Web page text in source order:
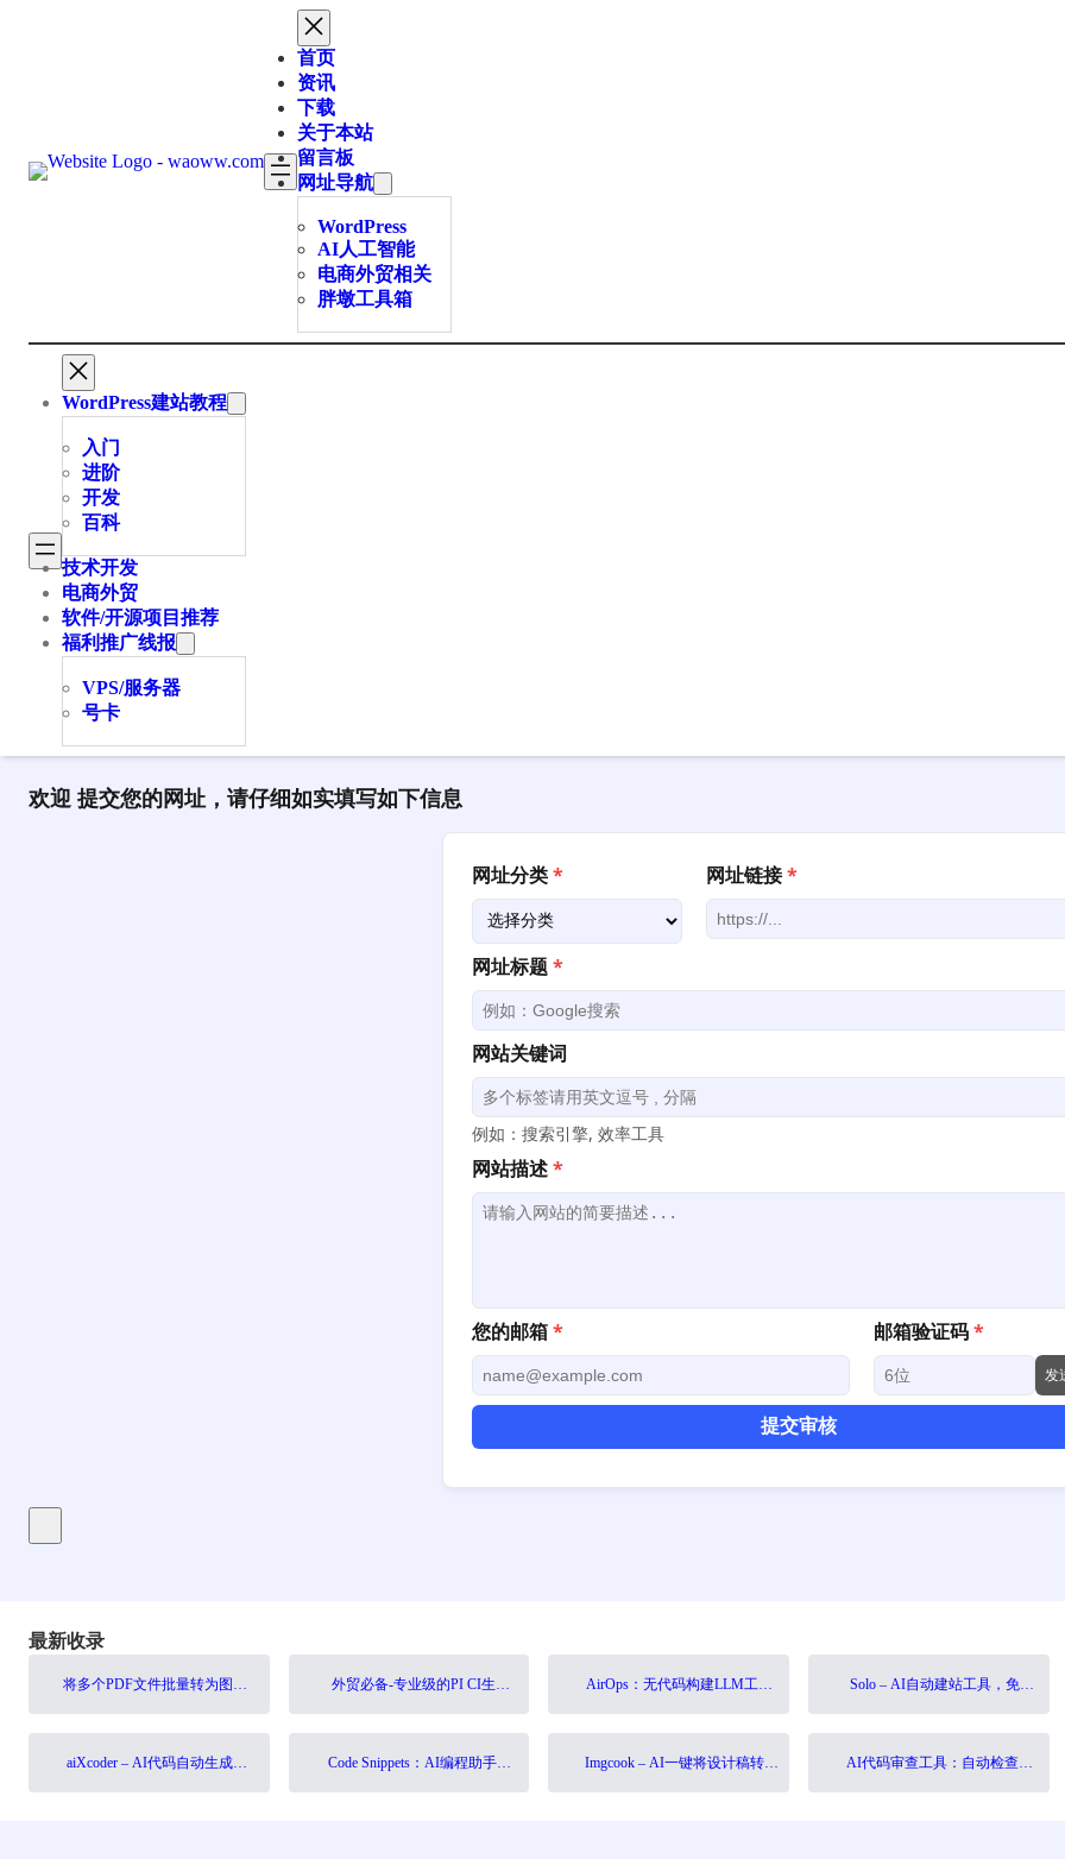
首页
资讯
下载
关于本站
留言板
网址导航
WordPress
AI人工智能
电商外贸相关
胖墩工具箱
WordPress建站教程
入门
进阶
开发
百科
技术开发
电商外贸
软件/开源项目推荐
福利推广线报
VPS/服务器
号卡
欢迎 提交您的网址，请仔细如实填写如下信息
网址分类* 网址链接*
网址标题*
网站关键词
例如：搜索引擎, 效率工具
网站描述*
您的邮箱* 邮箱验证码*
发
提交审核
最新收录
将多个PDF文件批量转为图片
外贸必备-专业级的PI CI生成
AirOps：无代码构建LLM工作
Solo – AI自动建站工具，免费
aiXcoder – AI代码自动生成工
Code Snippets：AI编程助手，
Imgcook – AI一键将设计稿转代
AI代码审查工具：自动检查代